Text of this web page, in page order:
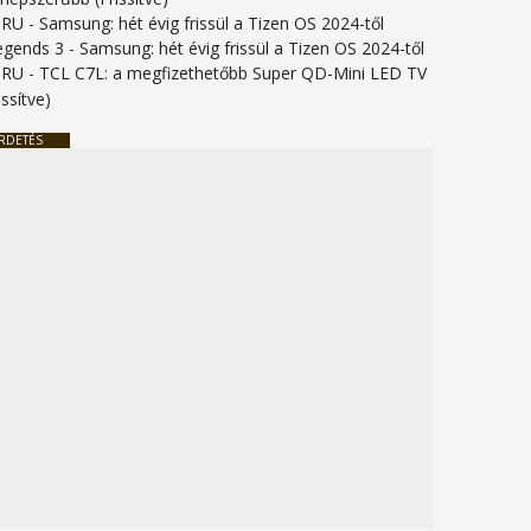
-Samsung: hét évig frissül a Tizen OS 2024-től
3 -Samsung: hét évig frissül a Tizen OS 2024-től
- TCL C7L: a megfizethetőbb Super QD-Mini LED TV